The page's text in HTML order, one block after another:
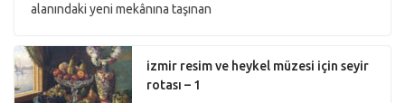
alanındaki yeni mekânına taşınan
izmir resim ve heykel müzesi için seyir
rotası – 1